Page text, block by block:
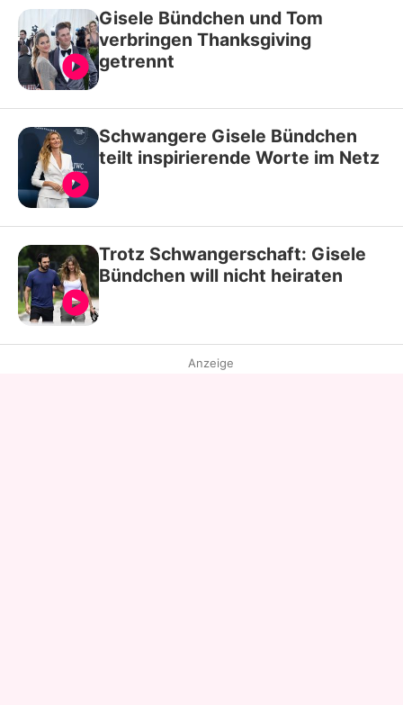
Gisele Bündchen und Tom
verbringen Thanksgiving
getrennt
Schwangere Gisele Bündchen
teilt inspirierende Worte im Netz
Trotz Schwangerschaft: Gisele
Bündchen will nicht heiraten
Anzeige